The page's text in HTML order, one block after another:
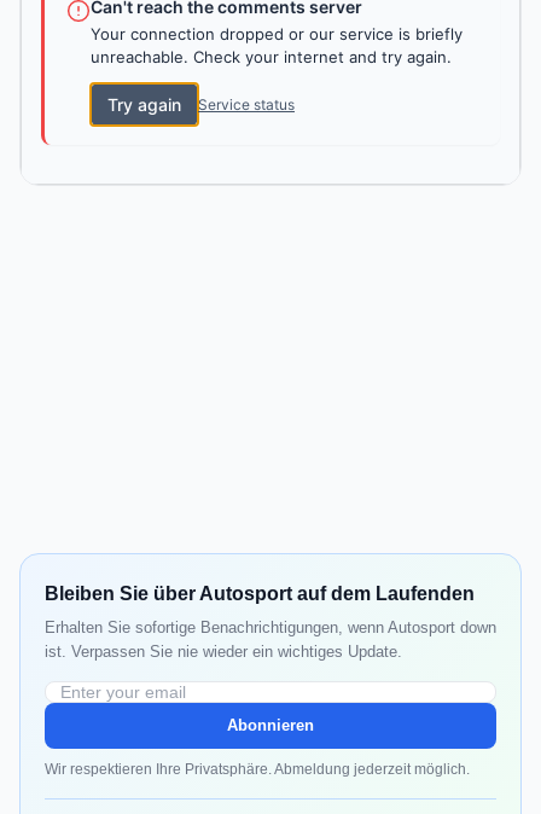
Can't reach the comments server
Your connection dropped or our service is briefly
unreachable. Check your internet and try again.
Try again Service status
Bleiben Sie über Autosport auf dem Laufenden
Erhalten Sie sofortige Benachrichtigungen, wenn Autosport down
ist. Verpassen Sie nie wieder ein wichtiges Update.
Abonnieren
Wir respektieren Ihre Privatsphäre. Abmeldung jederzeit möglich.